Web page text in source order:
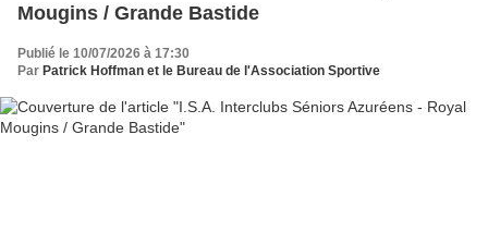
Mougins / Grande Bastide
Publié le 10/07/2026 à 17:30
Par Patrick Hoffman et le Bureau de l'Association Sportive